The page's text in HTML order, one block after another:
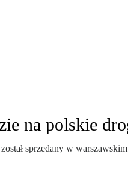
na polskie
sprzedany w